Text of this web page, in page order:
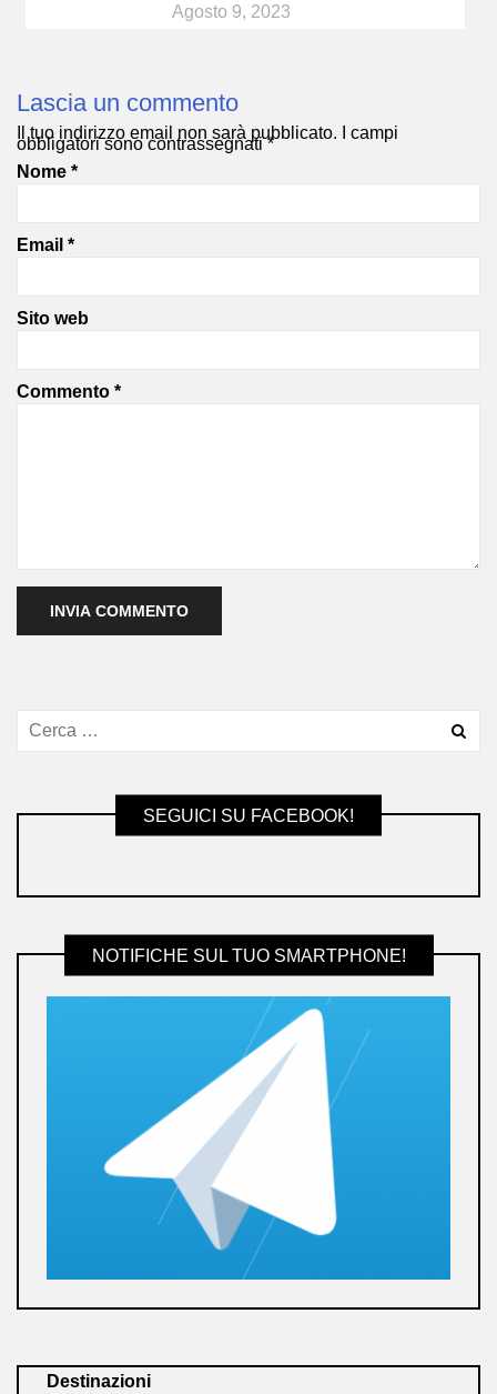
Agosto 9, 2023
Lascia un commento
Il tuo indirizzo email non sarà pubblicato. I campi
obbligatori sono contrassegnati*
Nome *
Email *
Sito web
Commento *
SEGUICI SU FACEBOOK!
NOTIFICHE SUL TUO SMARTPHONE!
Destinazioni